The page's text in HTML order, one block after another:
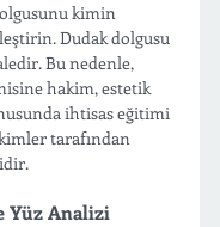
kimin
Dudak dolgusu
Bu nedenle,
hakim, estetik
ihtisas eğitimi
tarafından
Yüz Analizi